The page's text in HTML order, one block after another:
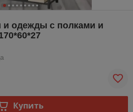
и одежды с полками и
Купить